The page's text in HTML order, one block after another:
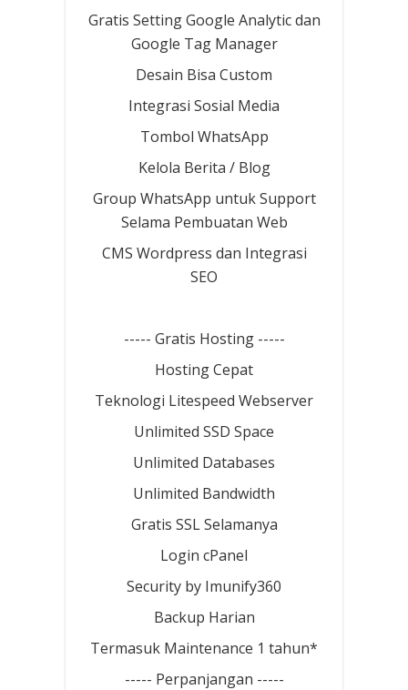
Gratis Setting Google Analytic dan
Google Tag Manager
Desain Bisa Custom
Integrasi Sosial Media
Tombol WhatsApp
Kelola Berita / Blog
Group WhatsApp untuk Support
Selama Pembuatan Web
CMS Wordpress dan Integrasi
SEO
----- Gratis Hosting -----
Hosting Cepat
Teknologi Litespeed Webserver
Unlimited SSD Space
Unlimited Databases
Unlimited Bandwidth
Gratis SSL Selamanya
Login cPanel
Security by Imunify360
Backup Harian
Termasuk Maintenance 1 tahun*
----- Perpanjangan -----